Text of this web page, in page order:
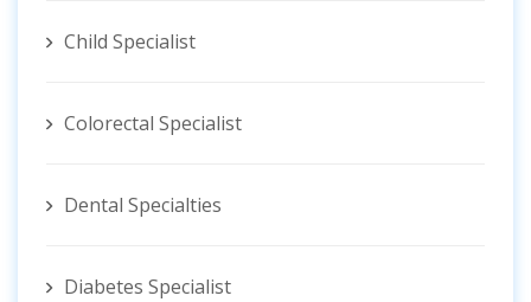
Child Specialist
Colorectal Specialist
Dental Specialties
Diabetes Specialist